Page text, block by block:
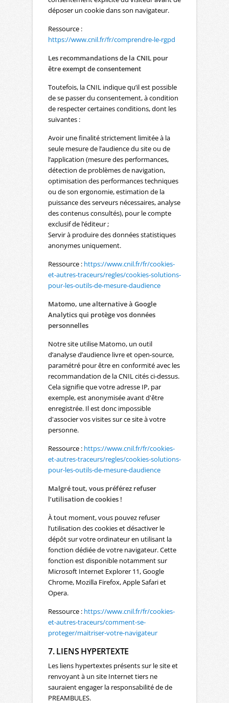
déposer un cookie dans son navigateur.
Ressource :
https://www.cnil.fr/fr/comprendre-le-rgpd
Les recommandations de la CNIL pour
être exempt de consentement
Toutefois, la CNIL indique qu’il est possible
de se passer du consentement, à condition
de respecter certaines conditions, dont les
suivantes :
Avoir une finalité strictement limitée à la
seule mesure de l’audience du site ou de
l’application (mesure des performances,
détection de problèmes de navigation,
optimisation des performances techniques
ou de son ergonomie, estimation de la
puissance des serveurs nécessaires, analyse
des contenus consultés), pour le compte
exclusif de l’éditeur ;
Servir à produire des données statistiques
anonymes uniquement.
Ressource : https://www.cnil.fr/fr/cookies-
et-autres-traceurs/regles/cookies-solutions-
pour-les-outils-de-mesure-daudience
Matomo, une alternative à Google
Analytics qui protège vos données
personnelles
Notre site utilise Matomo, un outil
d’analyse d’audience livre et open-source,
paramétré pour être en conformité avec les
recommandation de la CNIL cités ci-dessus.
Cela signifie que votre adresse IP, par
exemple, est anonymisée avant d'être
enregistrée. Il est donc impossible
d'associer vos visites sur ce site à votre
personne.
Ressource : https://www.cnil.fr/fr/cookies-
et-autres-traceurs/regles/cookies-solutions-
pour-les-outils-de-mesure-daudience
Malgré tout, vous préférez refuser
l’utilisation de cookies !
À tout moment, vous pouvez refuser
l’utilisation des cookies et désactiver le
dépôt sur votre ordinateur en utilisant la
fonction dédiée de votre navigateur. Cette
fonction est disponible notamment sur
Microsoft Internet Explorer 11, Google
Chrome, Mozilla Firefox, Apple Safari et
Opera.
Ressource : https://www.cnil.fr/fr/cookies-
et-autres-traceurs/comment-se-
proteger/maitriser-votre-navigateur
7. LIENS HYPERTEXTE
Les liens hypertextes présents sur le site et
renvoyant à un site Internet tiers ne
sauraient engager la responsabilité de de
PREAMBULES.